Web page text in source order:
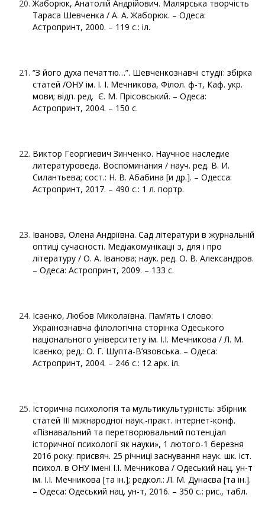
Жаборюк, Анатолій Андрійович. Малярська творчість
Тараса Шевченка / А. А. Жаборюк. – Одеса:
Астропринт, 2000. – 119 с.: іл.
“З його духа печаттю…”. Шевченкознавчі студії: збірка
статей /ОНУ ім. І. І. Мечникова, Філол. ф-т, Каф. укр.
мови; відп. ред. Є. М. Прісовський. – Одеса:
Астропринт, 2004. – 150 с.
Виктор Георгиевич Зинченко. Научное наследие
литературоведа. Воспоминания / науч. ред. В. И.
Силантьева; сост.: Н. В. Абабина [и др.]. – Одесса:
Астропринт, 2017. – 490 с.: 1 л. портр.
Іванова, Олена Андріївна. Сад літератури в журнальній
оптиці сучасності. Медіакомунікації з, для і про
літературу / О. А. Іванова; наук. ред. О. В. Александров.
– Одеса: Астропринт, 2009. – 133 с.
Ісаєнко, Любов Миколаївна. Пам’ять і слово:
Українознавча філологічна сторінка Одеського
національного університету ім. І.І. Мечникова / Л. М.
Ісаєнко; ред.: О. Г. Шупта-В’язовська. – Одеса:
Астропринт, 2004. – 246 с.: 12 арк. іл.
Історична психологія та мультикультурність: збірник
статей ІІІ міжнародної наук.-практ. інтернет-конф.
«Пізнавальний та перетворювальний потенціал
історичної психології як науки», 1 лютого-1 березня
2016 року: присвяч. 25 річниці заснування наук. шк. іст.
психол. в ОНУ імені І.І. Мечникова / Одеський нац. ун-т
ім. І.І. Мечникова [та ін.]; редкол.: Л. М. Дунаєва [та ін.].
– Одеса: Одеський нац. ун-т, 2016. – 350 с.: рис., табл.